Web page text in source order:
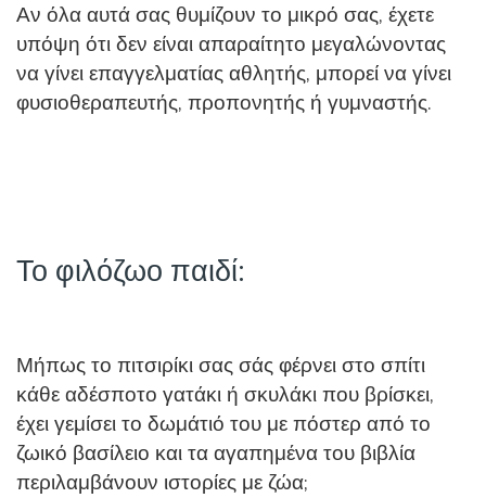
Αν όλα αυτά σας θυμίζουν το μικρό σας, έχετε
υπόψη ότι δεν είναι απαραίτητο μεγαλώνοντας
να γίνει επαγγελματίας αθλητής, μπορεί να γίνει
φυσιοθεραπευτής, προπονητής ή γυμναστής.
Το φιλόζωο παιδί:
Μήπως το πιτσιρίκι σας σάς φέρνει στο σπίτι
κάθε αδέσποτο γατάκι ή σκυλάκι που βρίσκει,
έχει γεμίσει το δωμάτιό του με πόστερ από το
ζωικό βασίλειο και τα αγαπημένα του βιβλία
περιλαμβάνουν ιστορίες με ζώα;